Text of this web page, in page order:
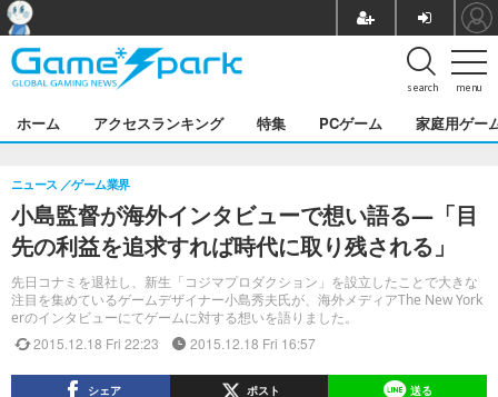
menu
search
ホーム アクセスランキング 特集 PCゲーム 家庭用ゲー
小島監督が海外インタビューで想い語る―「目
先の利益を追求すれば時代に取り残される」
先日コナミを退社し、新生「コジマプロダクション」を設立したことで大きな
注目を集めているゲームデザイナー小島秀夫氏が、海外メディアThe New York
erのインタビューにてゲームに対する想いを語りました。
ニュース ゲーム業界
2015.12.18 Fri 22:23 2015.12.18 Fri 16:57
シェア ポスト 送る